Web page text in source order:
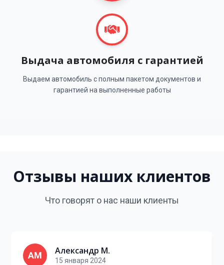
Выдача автомобиля с гарантией
Выдаем автомобиль с полным пакетом документов и
гарантией на выполненные работы
Отзывы наших клиентов
Что говорят о нас наши клиенты
АМ Александр М.
15 января 2024